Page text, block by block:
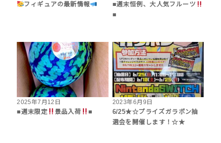
フィギュアの最新情報
■週末恒例、大人気フルーツ
■
2025年7月12日
■週末限定
景品入荷 ■
2023年6月9日
6/25★☆プライズガラポン抽
選会を開催します！☆★